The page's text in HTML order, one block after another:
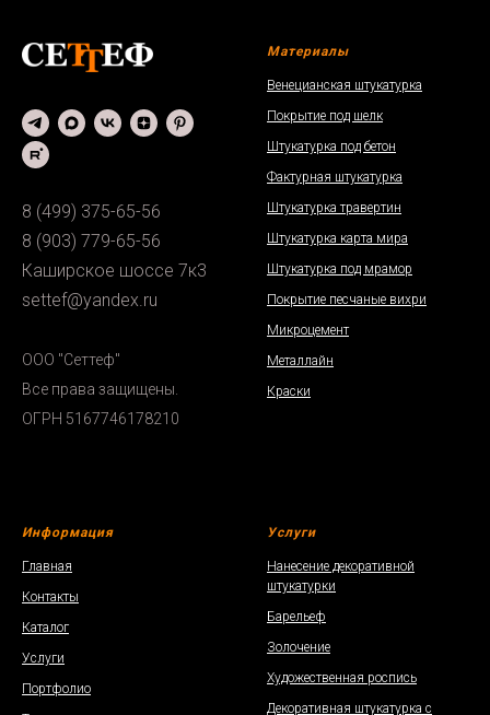
8 (499) 375-65-56
8 (903) 779-65-56
Каширское шоссе 7к3
settef@yandex.ru
ООО "Сеттеф"
Все права защищены.
ОГРН 5167746178210
Материалы
Венецианская штукатурка
Покрытие под шелк
Штукатурка под бетон
Фактурная штукатурка
Штукатурка травертин
Штукатурка карта мира
Штукатурка под мрамор
Покрытие песчаные вихри
Микроцемент
Металлайн
Краски
Информация
Главная
Контакты
Каталог
Услуги
Портфолио
Услуги
Нанесение декоративной
штукатурки
Барельеф
Золочение
Художественная роспись
Декоративная штукатурка с